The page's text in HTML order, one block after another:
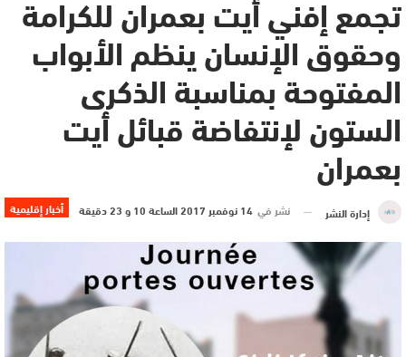
تجمع إفني أيت بعمران للكرامة
وحقوق الإنسان ينظم الأبواب
المفتوحة بمناسبة الذكرى
الستون لإنتفاضة قبائل أيت
بعمران
أخبار إقليمية إدارة النشر نشر في 14 نوفمبر 2017 الساعة 10 و 23 دقيقة